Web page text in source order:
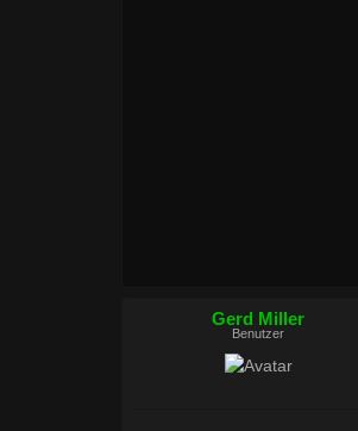
Gerd Miller
Benutzer